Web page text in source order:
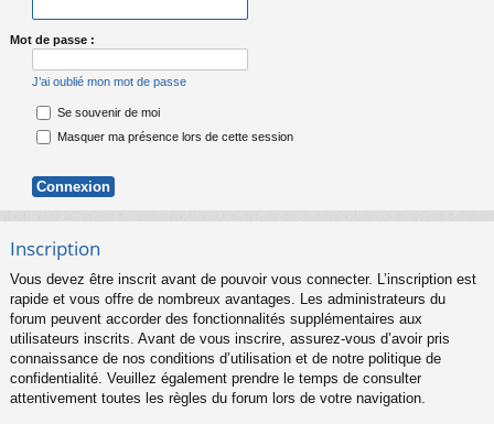
Mot de passe :
J’ai oublié mon mot de passe
Se souvenir de moi
Masquer ma présence lors de cette session
Inscription
Vous devez être inscrit avant de pouvoir vous connecter. L’inscription est
rapide et vous offre de nombreux avantages. Les administrateurs du
forum peuvent accorder des fonctionnalités supplémentaires aux
utilisateurs inscrits. Avant de vous inscrire, assurez-vous d’avoir pris
connaissance de nos conditions d’utilisation et de notre politique de
confidentialité. Veuillez également prendre le temps de consulter
attentivement toutes les règles du forum lors de votre navigation.